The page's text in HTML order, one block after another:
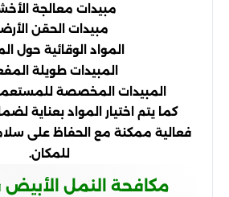
مبيدات معالجة
مبيدات الحقن
المواد الوقائية حول
المبيدات طويلة
المبيدات المخصصة
كما يتم اختيار المواد بعناية
فعالية ممكنة مع الحفاظ على
للمكان.
مكافحة النمل الأبيض